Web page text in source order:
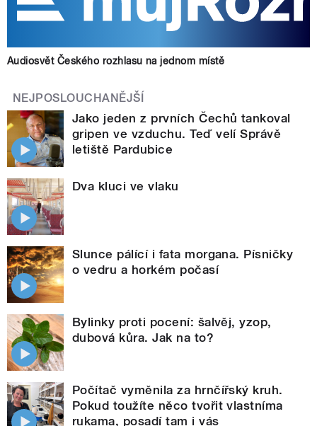
Audiosvět Českého rozhlasu na jednom místě
NEJPOSLOUCHANĚJŠÍ
Jako jeden z prvních Čechů tankoval
gripen ve vzduchu. Teď velí Správě
letiště Pardubice
Dva kluci ve vlaku
Slunce pálící i fata morgana. Písničky
o vedru a horkém počasí
Bylinky proti pocení: šalvěj, yzop,
dubová kůra. Jak na to?
Počítač vyměnila za hrnčířský kruh.
Pokud toužíte něco tvořit vlastníma
rukama, posadí tam i vás